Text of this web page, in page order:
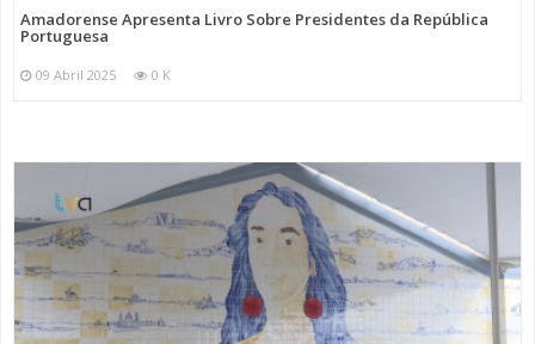
Amadorense Apresenta Livro Sobre Presidentes da República
Portuguesa
09 Abril 2025 0 K